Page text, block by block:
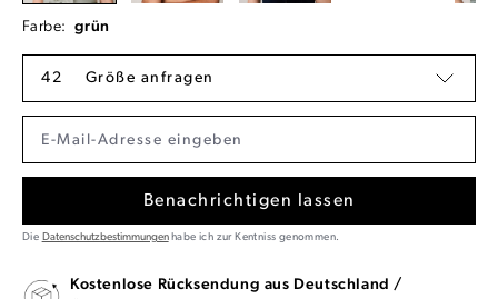
Farbe: grün
42 Größe anfragen
Benachrichtigen lassen
Die Datenschutzbestimmungenhabe ich zur Kentniss genommen.
Kostenlose Rücksendung aus Deutschland /